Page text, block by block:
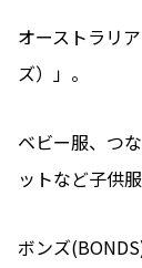
オーストラリ
ズ）」。
ベビー服、つ
ットなど子供
ボンズ